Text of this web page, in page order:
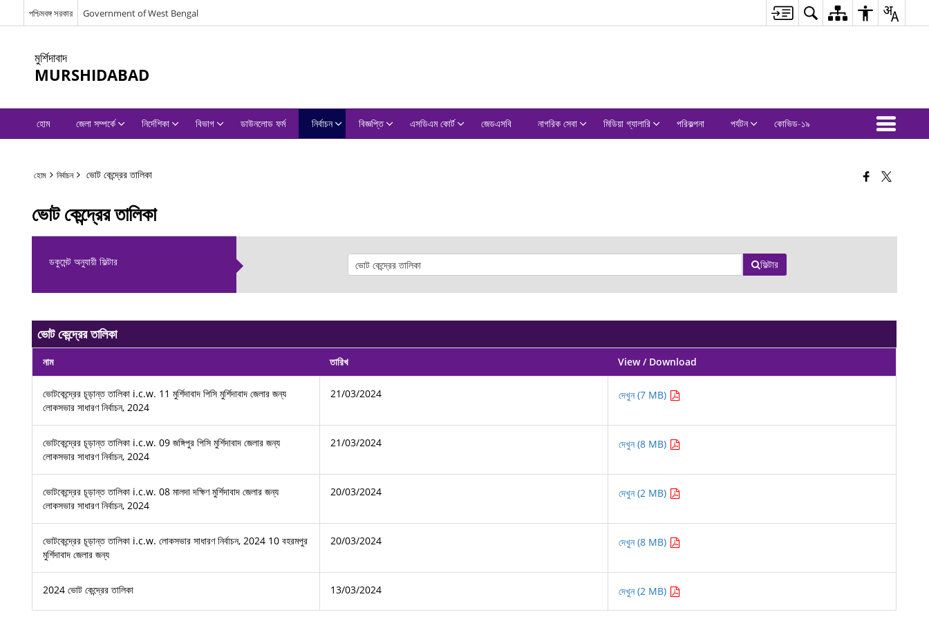
পশ্চিমবঙ্গ সরকার Government of West Bengal
মুর্শিদাবাদ
MURSHIDABAD
হোম জেলা সম্পর্কে নির্দেশিকা বিভাগ ডাউনলোড ফর্ম নির্বাচন বিজ্ঞপ্তি এসডিএম কোর্ট জেডএসবি নাগরিক সেবা মিডিয়া গ্যালারি পরিকল্পনা পর্যটন কোভিড-১৯
হোম নির্বাচন ভোট কেন্দ্রের তালিকা
ভোট কেন্দ্রের তালিকা
ডকুমেন্ট অনুযায়ী ফিল্টার ফিল্টার
ভোট কেন্দ্রের তালিকা
নাম তারিখ View / Download
ভোটকেন্দ্রের চূড়ান্ত তালিকা i.c.w. 11 মুর্শিদাবাদ পিসি মুর্শিদাবাদ জেলার জন্য
লোকসভার সাধারণ নির্বাচন, 2024
21/03/2024 দেখুন (7 MB)
ভোটকেন্দ্রের চূড়ান্ত তালিকা i.c.w. 09 জঙ্গিপুর পিসি মুর্শিদাবাদ জেলার জন্য
লোকসভার সাধারণ নির্বাচন, 2024
21/03/2024 দেখুন (8 MB)
ভোটকেন্দ্রের চূড়ান্ত তালিকা i.c.w. 08 মালদা দক্ষিণ মুর্শিদাবাদ জেলার জন্য
লোকসভার সাধারণ নির্বাচন, 2024
20/03/2024 দেখুন (2 MB)
ভোটকেন্দ্রের চূড়ান্ত তালিকা i.c.w. লোকসভার সাধারণ নির্বাচন, 2024 10 বহরমপুর
মুর্শিদাবাদ জেলার জন্য
20/03/2024 দেখুন (8 MB)
2024 ভোট কেন্দ্রের তালিকা 13/03/2024 দেখুন (2 MB)